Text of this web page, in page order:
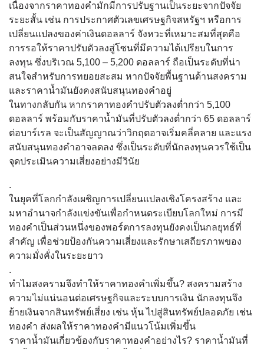
เนื่องจากราคาทองคำมักมีการปรับฐานเป็นระยะจากปัจจัย
ระยะสั้น เช่น การประกาศตัวเลขเศรษฐกิจสหรัฐฯ หรือการ
เปลี่ยนแปลงของค่าเงินดอลลาร์ จังหวะที่เหมาะสมที่สุดคือ
การรอให้ราคาปรับตัวลงสู่โซนที่มีความได้เปรียบในการ
ลงทุน ซึ่งบริเวณ 5,100 – 5,200 ดอลลาร์ ถือเป็นระดับที่น่า
สนใจสำหรับการทยอยสะสม หากปัจจัยพื้นฐานด้านสงคราม
และราคาน้ำมันยังคงสนับสนุนทองคำอยู่
ในทางกลับกัน หากราคาทองคำปรับตัวลงต่ำกว่า 5,100
ดอลลาร์ พร้อมกับราคาน้ำมันที่ปรับตัวลงต่ำกว่า 65 ดอลลาร์
ต่อบาร์เรล จะเป็นสัญญาณว่าวิกฤตอาจเริ่มคลี่คลาย และแรง
สนับสนุนทองคำอาจลดลง ซึ่งเป็นระดับที่นักลงทุนควรใช้เป็น
จุดประเมินความเสี่ยงอย่างมีวินัย
.
ในยุคที่โลกกำลังเผชิญการเปลี่ยนแปลงเชิงโครงสร้าง และ
มหาอำนาจกำลังแข่งขันเพื่อกำหนดระเบียบโลกใหม่ การมี
ทองคำเป็นส่วนหนึ่งของพอร์ตการลงทุนยังคงเป็นกลยุทธ์ที่
สำคัญ เพื่อช่วยป้องกันความเสี่ยงและรักษาเสถียรภาพของ
ความมั่งคั่งในระยะยาว
.
ทำไมสงครามจึงทำให้ราคาทองคำเพิ่มขึ้น? สงครามสร้าง
ความไม่แน่นอนต่อเศรษฐกิจและระบบการเงิน นักลงทุนจึง
ย้ายเงินจากสินทรัพย์เสี่ยง เช่น หุ้น ไปสู่สินทรัพย์ปลอดภัย เช่น
ทองคำ ส่งผลให้ราคาทองคำมีแนวโน้มเพิ่มขึ้น
ราคาน้ำมันเกี่ยวข้องกับราคาทองคำอย่างไร? ราคาน้ำมันที่